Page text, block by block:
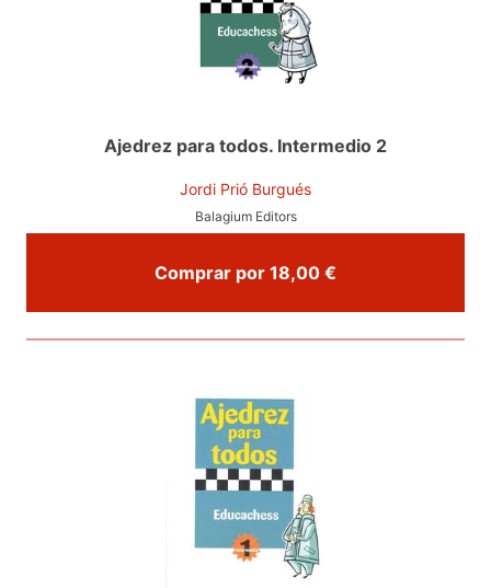
Ajedrez para todos. Intermedio 2
Jordi Prió Burgués
Balagium Editors
Comprar por 18,00 €